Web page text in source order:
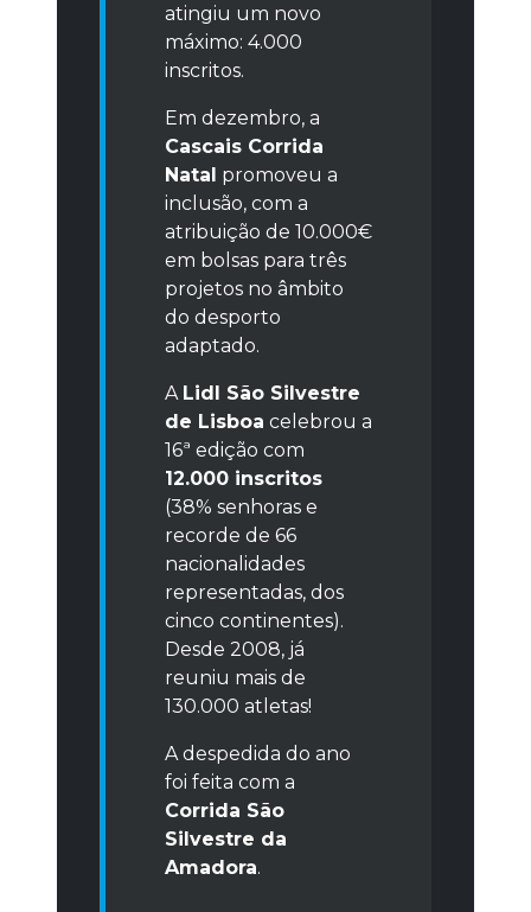
atingiu um novo
máximo: 4.000
inscritos.
Em dezembro, a
Cascais Corrida
Natal promoveu a
inclusão, com a
atribuição de 10.000€
em bolsas para três
projetos no âmbito
do desporto
adaptado.
A Lidl São Silvestre
de Lisboa celebrou a
16ª edição com
12.000 inscritos
(38% senhoras e
recorde de 66
nacionalidades
representadas, dos
cinco continentes).
Desde 2008, já
reuniu mais de
130.000 atletas!
A despedida do ano
foi feita com a
Corrida São
Silvestre da
Amadora.